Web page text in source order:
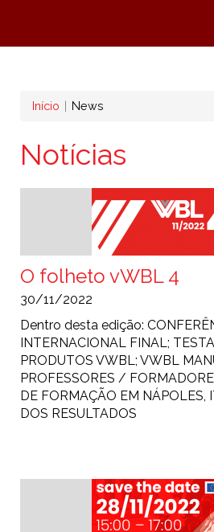
Navegação
estrutural
Início News
Notícias
O folheto vWBL 4
30/11/2022
Dentro desta edição:
INTERNACIONAL FINAL;
PRODUTOS VWBL; VWBL
PROFESSORES /
DE FORMAÇÃO EM NÁPOLES,
DOS RESULTADOS